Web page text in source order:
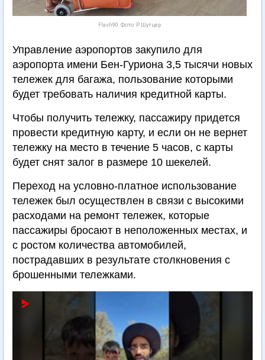
Flash90. Фото: Р.Шутцер
Управление аэропортов закупило для
аэропорта имени Бен-Гуриона 3,5 тысячи новых
тележек для багажа, пользование которыми
будет требовать наличия кредитной карты.
Чтобы получить тележку, пассажиру придется
провести кредитную карту, и если он не вернет
тележку на место в течение 5 часов, с карты
будет снят залог в размере 10 шекелей.
Переход на условно-платное использование
тележек был осуществлен в связи с высокими
расходами на ремонт тележек, которые
пассажиры бросают в неположенных местах, и
с ростом количества автомобилей,
пострадавших в результате столкновения с
брошенными тележками.